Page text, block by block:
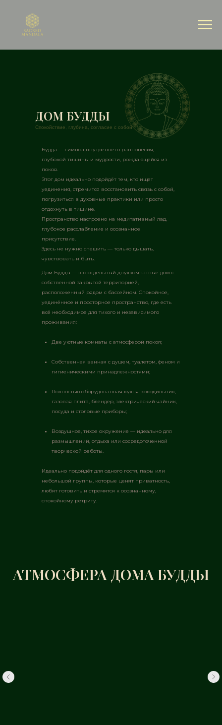
Спокойствие, глубина, согласие с собой
ДОМ БУДДЫ
Будда — символ внутреннего равновесия,
глубокой тишины и мудрости, рождающейся из
покоя.
Этот дом идеально подойдёт тем, кто ищет
уединения, стремится восстановить связь с собой,
погрузиться в духовные практики или просто
отдохнуть в тишине.
Пространство настроено на медитативный лад,
глубокое расслабление и осознанное
присутствие.
Здесь не нужно спешить — только дышать,
чувствовать и быть.
Дом Будды — это отдельный двухкомнатные дом с
собственной закрытой территорией,
расположенный рядом с бассейном. Спокойное,
уединённое и просторное пространство, где есть
всё необходимое для тихого и независимого
проживания:
Две уютные комнаты с атмосферой покоя;
Собственная ванная с душем, туалетом, феном и
гигиеническими принадлежностями;
Полностью оборудованная кухня: холодильник,
газовая плита, блендер, электрический чайник,
посуда и столовые приборы;
Воздушное, тихое окружение — идеально для
размышлений, отдыха или сосредоточенной
творческой работы.
Идеально подойдёт для одного гостя, пары или
небольшой группы, которые ценят приватность,
любят готовить и стремятся к осознанному,
спокойному ретриту.
АТМОСФЕРА ДОМА БУДДЫ